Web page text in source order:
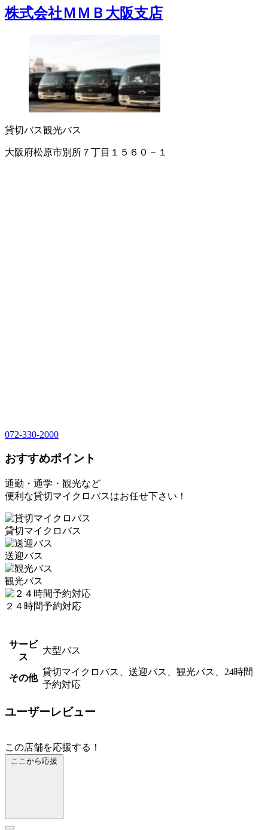
株式会社ＭＭＢ大阪支店
貸切バス観光バス
大阪府松原市別所７丁目１５６０－１
072-330-2000
おすすめポイント
通勤・通学・観光など
便利な貸切マイクロバスはお任せ下さい！
貸切マイクロバス
送迎バス
観光バス
２４時間予約対応
サービ
ス
大型バス
その他
貸切マイクロバス、送迎バス、観光バス、24時間
予約対応
ユーザーレビュー
この店舗を応援する！
ここから応援